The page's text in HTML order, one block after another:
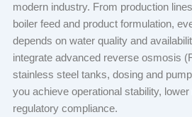
modern industry. From production
boiler feed and product formulation,
depends on water quality and
integrate advanced reverse osmosis
stainless steel tanks, dosing and
you achieve operational stability,
regulatory compliance.